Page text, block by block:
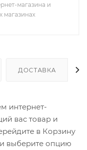
магазина и
магазинах
ДОСТАВКА
интернет-
вас товар и
в Корзину
выберите опцию